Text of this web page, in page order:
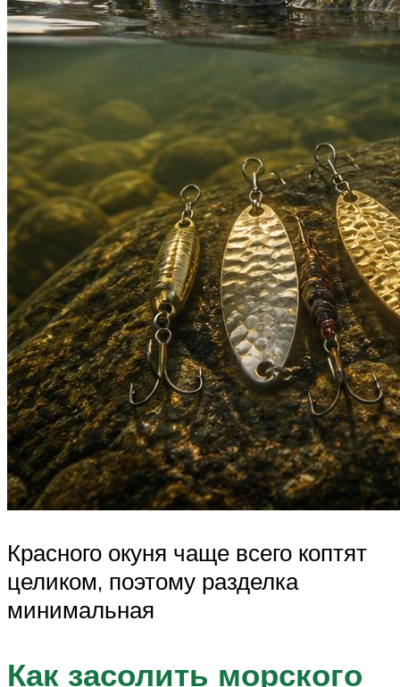
Красного окуня чаще всего коптят
целиком, поэтому разделка
минимальная
Как засолить морского